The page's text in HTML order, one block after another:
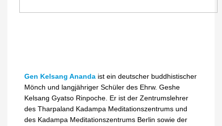
Gen Kelsang Ananda ist ein deutscher buddhistischer
Mönch und langjähriger Schüler des Ehrw. Geshe
Kelsang Gyatso Rinpoche. Er ist der Zentrumslehrer
des Tharpaland Kadampa Meditationszentrums und
des Kadampa Meditationszentrums Berlin sowie der